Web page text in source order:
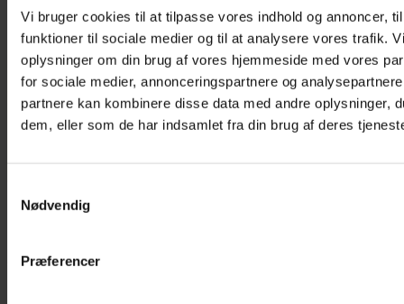
Vi bruger cookies til at tilpasse vores indhold og annoncer,
funktioner til sociale medier og til at analysere vores trafik.
oplysninger om din brug af vores hjemmeside med vores
for sociale medier, annonceringspartnere og
partnere kan kombinere disse data med andre oplysninger,
dem, eller som de har indsamlet fra din brug af deres
Nødvendig
Præferencer